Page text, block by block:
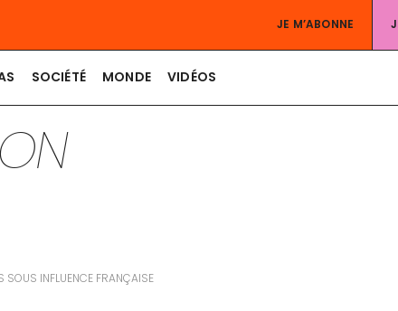
JE M’ABONNE
SOCIÉTÉ MONDE VIDÉOS
SOUS INFLUENCE FRANÇAISE